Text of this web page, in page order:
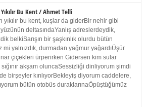
Bu Kent / Ahmet Telli
yıkılır bu kent, kuşlar da giderBir nehir gibi
yüzünün deltasındaYanlış adreslerdeydik,
belkiSarışın bir şaşkınlık olurdu bütün
mi yalnızdık, durmadan yağmur yağardıÜşür
çiçekleri ürperirken Gidersen kim sular
akşam oluncaSessizliği dinliyorum şimdi
birşeyler kırılıyorBekleyiş diyorum caddelere,
bütün otobüs duraklarınaÖpüştüğümüz